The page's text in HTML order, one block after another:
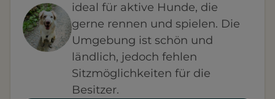
ideal für aktive Hunde, die
gerne rennen und spielen. Die
Umgebung ist schön und
ländlich, jedoch fehlen
Sitzmöglichkeiten für die
Besitzer.